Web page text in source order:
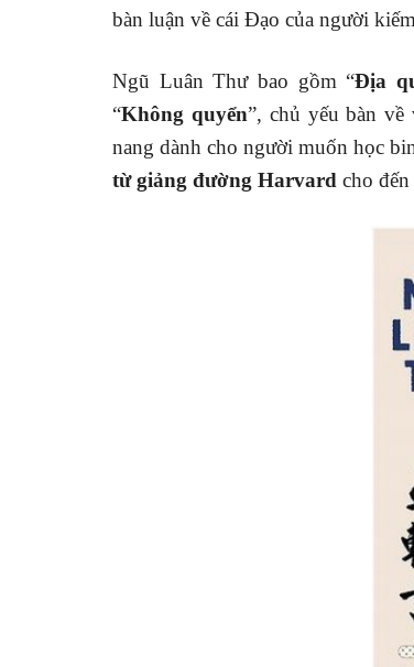
bàn luận về cái Đạo của người
Ngũ Luân Thư bao gồm “Địa
“Không quyển”, chủ yếu bàn
nang dành cho người muốn học
từ giảng đường Harvard cho đến